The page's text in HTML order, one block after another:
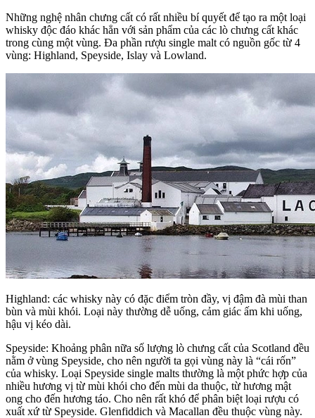
Những nghệ nhân chưng cất có rất nhiều bí quyết để tạo ra một loại
whisky độc đáo khác hẳn với sản phẩm của các lò chưng cất khác
trong cùng một vùng. Đa phần rượu single malt có nguồn gốc từ 4
vùng: Highland, Speyside, Islay và Lowland.
Highland: các whisky này có đặc điểm tròn đầy, vị đậm đà mùi than
bùn và mùi khói. Loại này thường dễ uống, cảm giác ấm khi uống,
hậu vị kéo dài.
Speyside: Khoảng phân nữa số lượng lò chưng cất của Scotland đều
nằm ở vùng Speyside, cho nên người ta gọi vùng này là “cái rốn”
của whisky. Loại Speyside single malts thường là một phức hợp của
nhiều hương vị từ mùi khói cho đến mùi da thuộc, từ hương mật
ong cho đến hương táo. Cho nên rất khó để phân biệt loại rượu có
xuất xứ từ Speyside. Glenfiddich và Macallan đều thuộc vùng này.